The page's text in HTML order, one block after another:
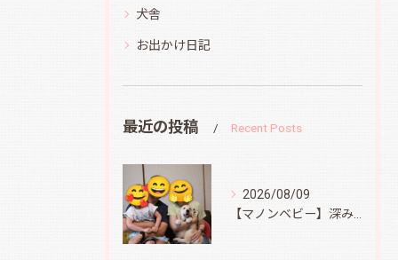
犬舎
お出かけ日記
最近の投稿 Recent Posts
2026/08/09
【マノンベビー】深みどり君